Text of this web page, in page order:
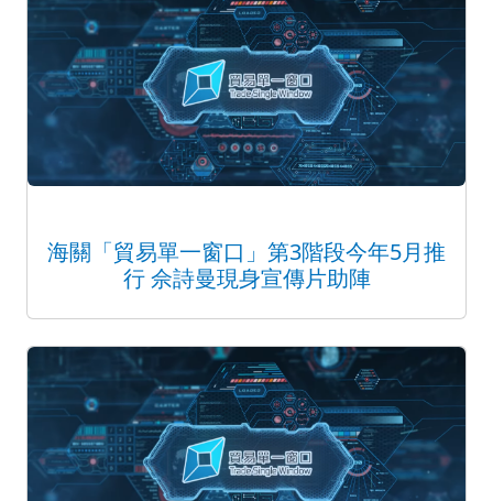
海關「貿易單一窗口」第3階段今年5月推
行 佘詩曼現身宣傳片助陣